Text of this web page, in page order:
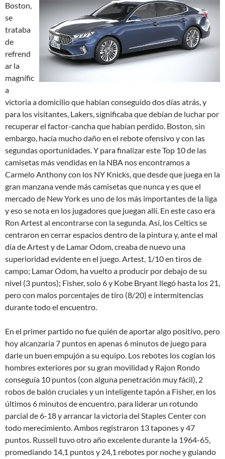
Boston,
se
trataba
de
refrend
ar la
magnífic
a
victoria a domicilio que habían conseguido dos días atrás, y
para los visitantes, Lakers, significaba que debían de luchar por
recuperar el factor-cancha que habían perdido. Boston, sin
embargo, hacía mucho daño en el rebote ofensivo y con las
segundas oportunidades. Y para finalizar este Top 10 de las
camisetas más vendidas en la NBA nos encontramos a
Carmelo Anthony con los NY Knicks, que desde que juega en la
gran manzana vende más camisetas que nunca y es que el
mercado de New York es uno de los más importantes de la liga
y eso se nota en los jugadores que juegan allí. En este caso era
Ron Artest al encontrarse con la segunda. Así, los Celtics se
centraron en cerrar espacios dentro de la pintura y, ante el mal
día de Artest y de Lamar Odom, creaba de nuevo una
superioridad evidente en el juego. Artest, 1/10 en tiros de
campo; Lamar Odom, ha vuelto a producir por debajo de su
nivel (3 puntos); Fisher, solo 6 y Kobe Bryant llegó hasta los 21,
pero con malos porcentajes de tiro (8/20) e intermitencias
durante todo el encuentro.
En el primer partido no fue quién de aportar algo positivo, pero
hoy alcanzaría 7 puntos en apenas 6 minutos de juego para
darle un buen empujón a su equipo. Los rebotes los cogían los
hombres exteriores por su gran movilidad y Rajon Rondo
conseguía 10 puntos (con alguna penetración muy fácil), 2
robos de balón cruciales y un inteligente tapón a Fisher, en los
últimos 6 minutos de encuentro, para liderar un rotundo
parcial de 6-18 y arrancar la victoria del Staples Center con
todo merecimiento. Ambos registraron 13 tapones y 47
puntos. Russell tuvo otro año excelente durante la 1964-65,
promediando 14,1 puntos y 24,1 rebotes por noche y guiando